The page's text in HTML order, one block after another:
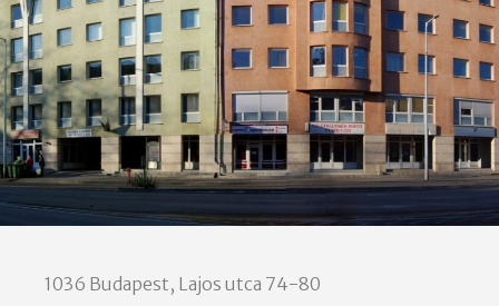
1036 Budapest, Lajos utca 74-80